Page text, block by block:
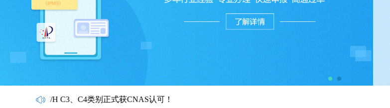
H C3、C4类别正式获CNAS认可！